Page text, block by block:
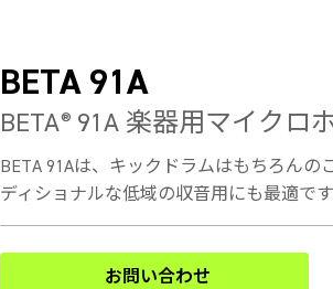
BETA 91A
BETA® 91A 楽器用マイクロ
BETA 91Aは、キックドラムはもちろんの
ディショナルな低域の収音用にも最適です
お問い合わせ